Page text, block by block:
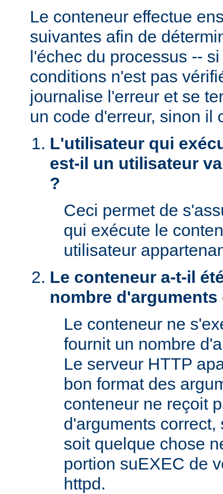
Le conteneur effectue
suivantes afin de
l'échec du processus --
conditions n'est pas
journalise l'erreur et se
un code d'erreur, sinon il
L'utilisateur qui
est-il un utilisateur
?
Ceci permet de
qui exécute le
utilisateur
Le conteneur a-t-il
nombre
Le conteneur ne
fournit un nombre
Le serveur HTTP
bon format des
conteneur ne reçoit
d'arguments
soit quelque chose
portion suEXEC de
httpd.